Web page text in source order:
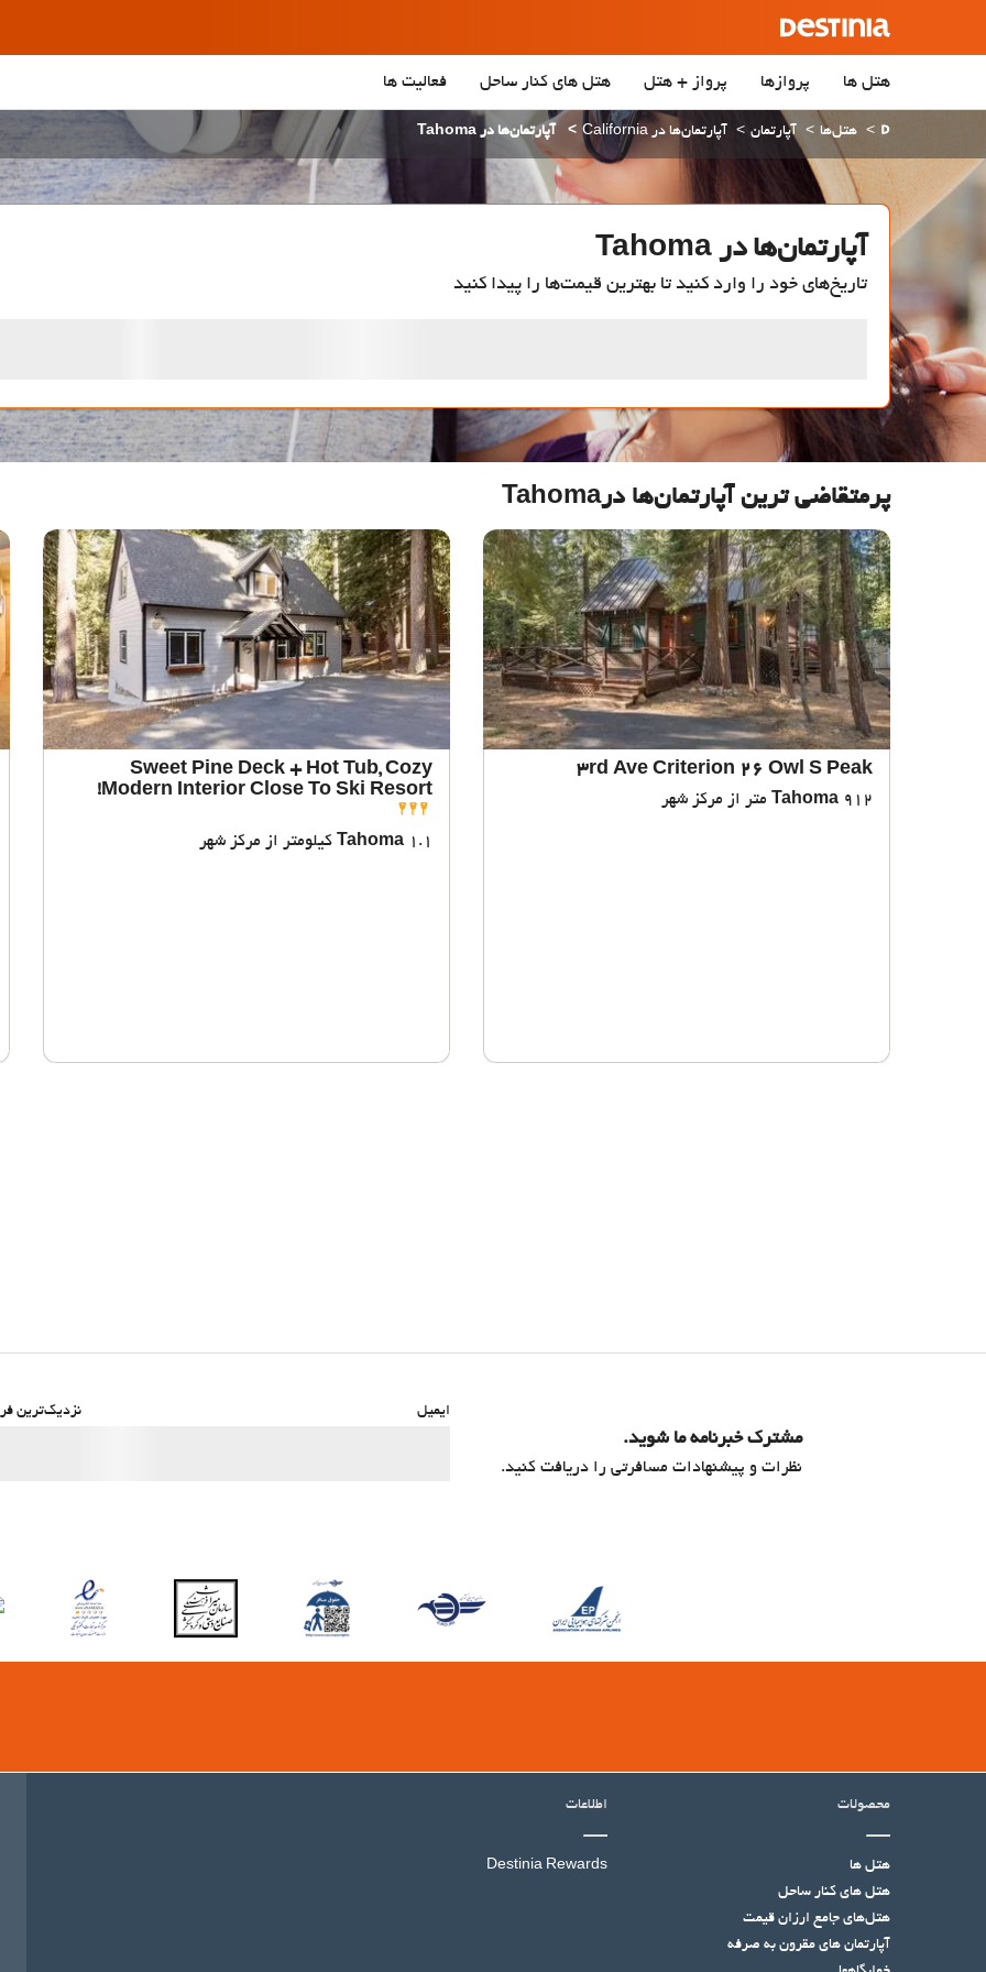
هتل ها پروازها پرواز + هتل هتل‌ های کنار ساحل فعالیت ها
هتل‌ها آپارتمان آپارتمان‌ها در California آپارتمان‌ها در Tahoma
آپارتمان‌ها در Tahoma
تاریخ‌های خود را وارد کنید تا بهترین قیمت‌ها را پیدا کنید
پرمتقاضی ترین آپارتمان‌‌ها درTahoma
3rd Ave Criterion 26 Owl S Peak
Tahoma 912 متر از مرکز شهر
Sweet Pine Deck + Hot Tub, Cozy
Modern Interior Close To Ski Resort!
Tahoma 1.1 کیلومتر از مرکز شهر
مشترک خبرنامه ما شوید.
نظرات و پیشنهادات مسافرتی را دریافت کنید.
ایمیل نزدیک‌ترین
محصولات
هتل ها
هتل‌ های کنار ساحل
هتل‌های جامع ارزان قیمت
آپارتمان های مقرون به صرفه
اطلاعات
Destinia Rewards